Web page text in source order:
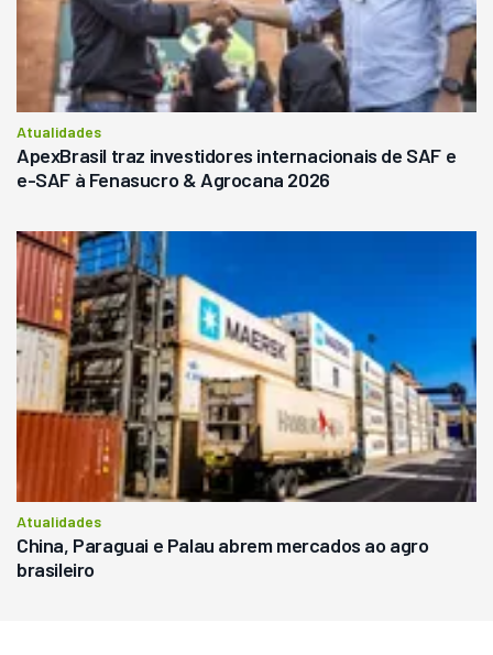
Atualidades
ApexBrasil traz investidores internacionais de SAF e
e-SAF à Fenasucro & Agrocana 2026
Atualidades
China, Paraguai e Palau abrem mercados ao agro
brasileiro